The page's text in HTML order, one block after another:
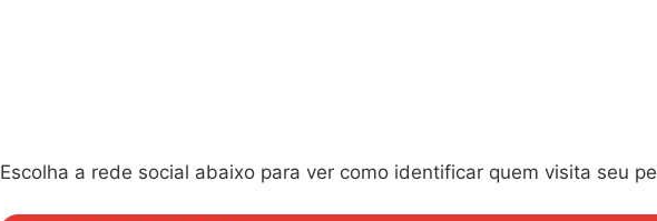
Escolha a rede social abaixo para ver como identificar quem visita seu